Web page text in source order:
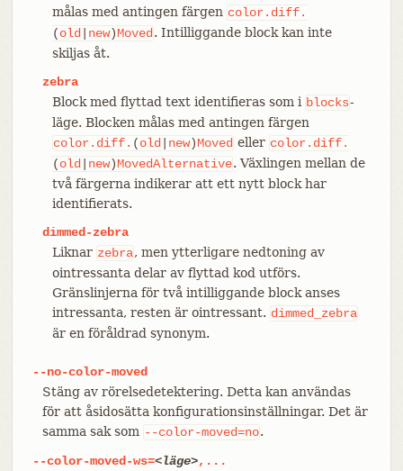
målas med antingen färgen color.diff.
(old new)Moved . Intilliggande block kan inte
skiljas åt.
zebra
Block med flyttad text identifieras som i blocks-
läge. Blocken målas med antingen färgen
color.diff. (old new)Moved eller color.diff.
(old new)MovedAlternative. Växlingen mellan de
två färgerna indikerar att ett nytt block har
identifierats.
dimmed-zebra
Liknar zebra, men ytterligare nedtoning av
ointressanta delar av flyttad kod utförs.
Gränslinjerna för två intilliggande block anses
intressanta, resten är ointressant. dimmed_zebra
är en föråldrad synonym.
--no-color-moved
Stäng av rörelsedetektering. Detta kan användas
för att åsidosätta konfigurationsinställningar. Det är
samma sak som --color-moved=no.
--color-moved-ws=<läge>,...